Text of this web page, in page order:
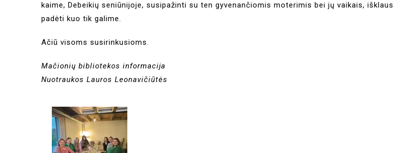
kaime, Debeikių seniūnijoje, susipažinti su ten gyvenančiomis moterimis bei jų vaikais,
padėti kuo tik galime.
Ačiū visoms susirinkusioms.
Mačionių bibliotekos informacija
Nuotraukos Lauros Leonavičiūtės